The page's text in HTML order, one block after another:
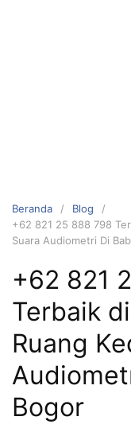
Beranda
Blog
+62 821 25 888 798
Suara Audiometri Di
+62 821
Terbaik
Ruang
Bogor